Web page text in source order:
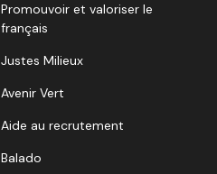
Promouvoir et valoriser le
français
Justes Milieux
Avenir Vert
Aide au recrutement
Balado